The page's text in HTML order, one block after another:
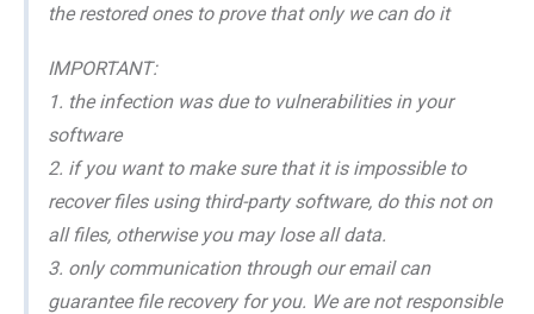
the restored ones to prove that only we can do it
IMPORTANT:
1. the infection was due to vulnerabilities in your
software
2. if you want to make sure that it is impossible to
recover files using third-party software, do this not on
all files, otherwise you may lose all data.
3. only communication through our email can
guarantee file recovery for you. We are not responsible